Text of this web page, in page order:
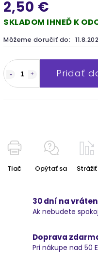
2,50 €
SKLADOM IHNEĎ K
Môžeme doručiť do:
Pridať
Tlač Opýtať sa Strážiť
30 dní na
Ak nebudete
Doprava
Pri nákupe nad 50